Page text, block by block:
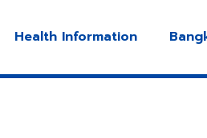
Health Information